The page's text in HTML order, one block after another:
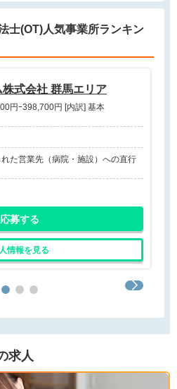
士(OT)人気事業所ランキン
式会社 群馬エリア
円ｰ398,700円 [内訳] 基本
た営業先（病院・施設）への直行
応募する
情報を見る
求人